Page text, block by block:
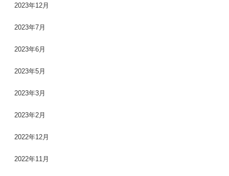
2023年12月
2023年7月
2023年6月
2023年5月
2023年3月
2023年2月
2022年12月
2022年11月